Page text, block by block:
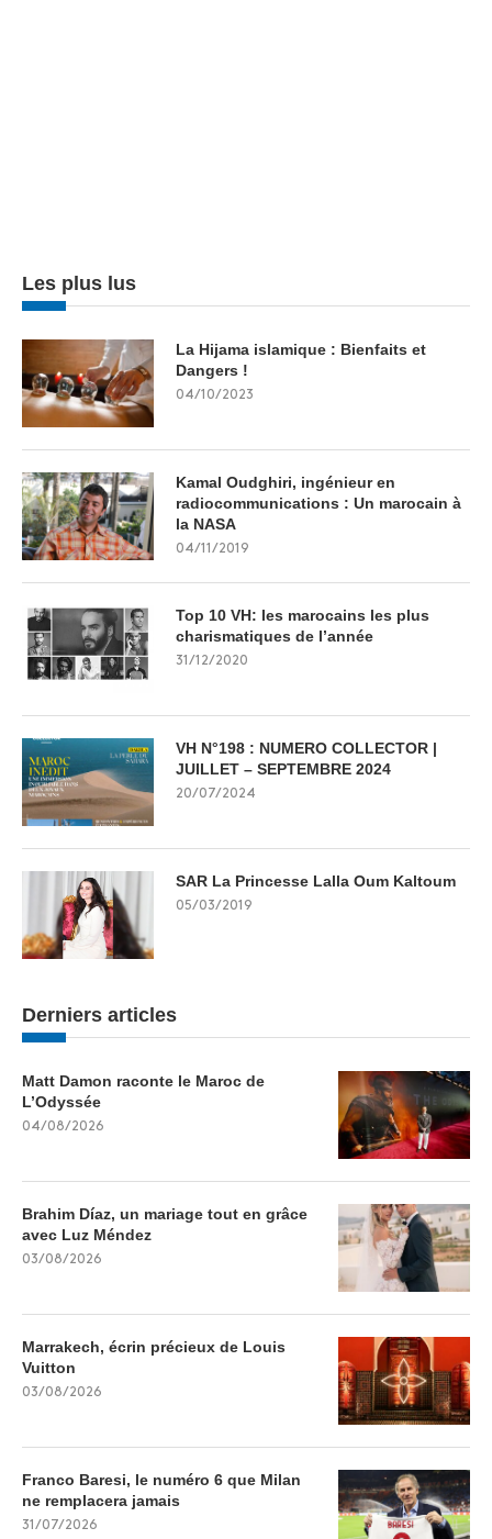
Les plus lus
La Hijama islamique : Bienfaits et
Dangers !
04/10/2023
Kamal Oudghiri, ingénieur en
radiocommunications : Un marocain à
la NASA
04/11/2019
Top 10 VH: les marocains les plus
charismatiques de l’année
31/12/2020
VH N°198 : NUMERO COLLECTOR |
JUILLET – SEPTEMBRE 2024
20/07/2024
SAR La Princesse Lalla Oum Kaltoum
05/03/2019
Derniers articles
Matt Damon raconte le Maroc de
L’Odyssée
04/08/2026
Brahim Díaz, un mariage tout en grâce
avec Luz Méndez
03/08/2026
Marrakech, écrin précieux de Louis
Vuitton
03/08/2026
Franco Baresi, le numéro 6 que Milan
ne remplacera jamais
31/07/2026